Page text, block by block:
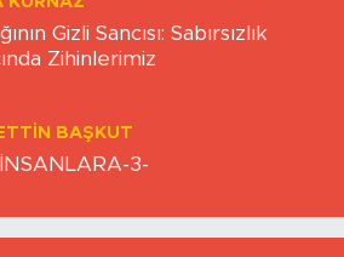
Gizli Sancısı: Sabırsızlık
Zihinlerimiz
BAŞKUT
3-